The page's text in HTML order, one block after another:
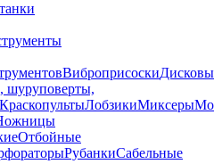
Виброприсоски
шуруповерты,
КраскопультыЛобзикиМиксеры
Отбойные
РубанкиСабельные